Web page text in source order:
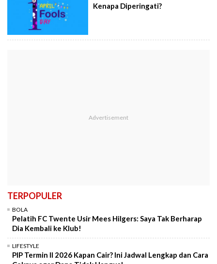
Kenapa Diperingati?
TERPOPULER
BOLA
Pelatih FC Twente Usir Mees Hilgers: Saya Tak Berharap
Dia Kembali ke Klub!
LIFESTYLE
PIP Termin II 2026 Kapan Cair? Ini Jadwal Lengkap dan Cara